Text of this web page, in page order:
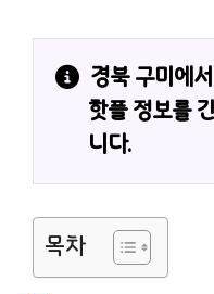
경북 구미에
핫플 정보를
니다.
목차